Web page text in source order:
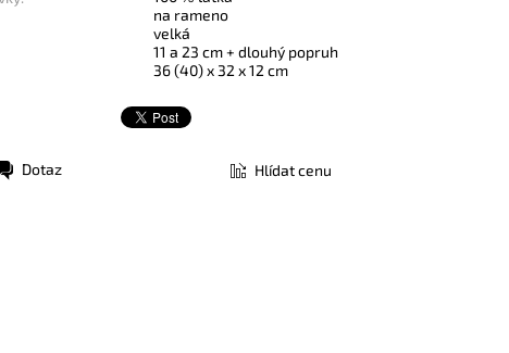
na rameno
velká
11 a 23 cm + dlouhý popruh
36 (40) x 32 x 12 cm
Dotaz Hlídat cenu